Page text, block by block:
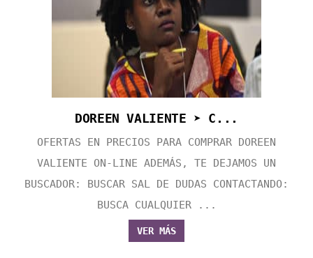
DOREEN VALIENTE ➤ C...
OFERTAS EN PRECIOS PARA COMPRAR DOREEN
VALIENTE ON-LINE ADEMÁS, TE DEJAMOS UN
BUSCADOR: BUSCAR SAL DE DUDAS CONTACTANDO:
BUSCA CUALQUIER ...
VER MÁS